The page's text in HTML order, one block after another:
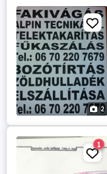
2
1